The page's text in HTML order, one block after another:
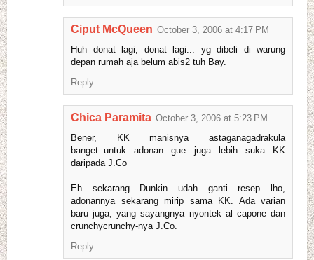
Ciput McQueen October 3, 2006 at 4:17 PM
Huh donat lagi, donat lagi... yg dibeli di warung
depan rumah aja belum abis2 tuh Bay.
Reply
Chica Paramita October 3, 2006 at 5:23 PM
Bener, KK manisnya astaganagadrakula
banget..untuk adonan gue juga lebih suka KK
daripada J.Co
Eh sekarang Dunkin udah ganti resep lho,
adonannya sekarang mirip sama KK. Ada varian
baru juga, yang sayangnya nyontek al capone dan
crunchycrunchy-nya J.Co.
Reply